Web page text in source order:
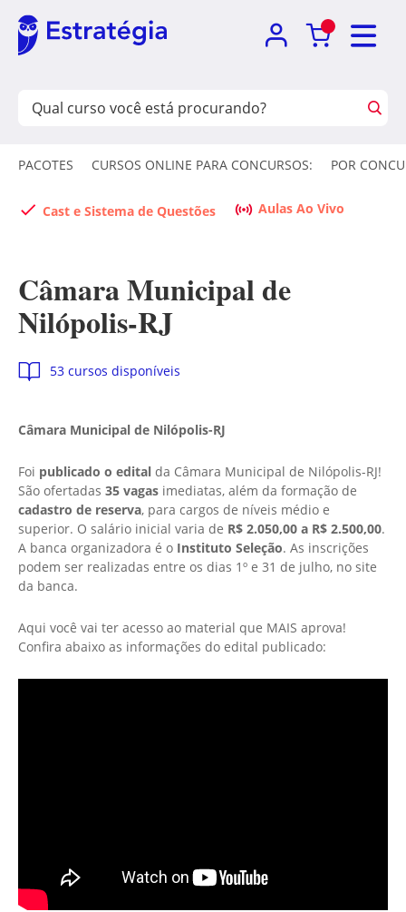
PACOTES CURSOS ONLINE PARA CONCURSOS: POR
Cast e Sistema de Questões Aulas Ao Vivo
Câmara Municipal de
Nilópolis-RJ
53 cursos disponíveis
Câmara Municipal de Nilópolis-RJ
Foi publicado o edital da Câmara Municipal de Nilópolis-RJ!
São ofertadas 35 vagas imediatas, além da formação de
cadastro de reserva, para cargos de níveis médio e
superior. O salário inicial varia de R$ 2.050,00 a R$ 2.500,00.
A banca organizadora é o Instituto Seleção. As inscrições
podem ser realizadas entre os dias 1º e 31 de julho, no site
da banca.
Aqui você vai ter acesso ao material que MAIS aprova!
Confira abaixo as informações do edital publicado: